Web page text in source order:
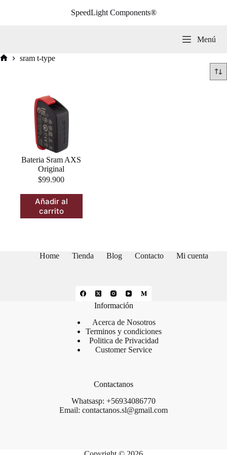
SpeedLight Components®
Menú
sram t-type
Bateria Sram AXS
Original
$99.900
Añadir al
carrito
Home Tienda Blog Contacto Mi cuenta
Información
Acerca de Nosotros
Terminos y condiciones
Politica de Privacidad
Customer Service
Contactanos
Whatsasp: +56934086770
Email: contactanos.sl@gmail.com